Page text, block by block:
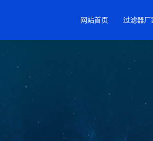
网站首页 过滤器厂